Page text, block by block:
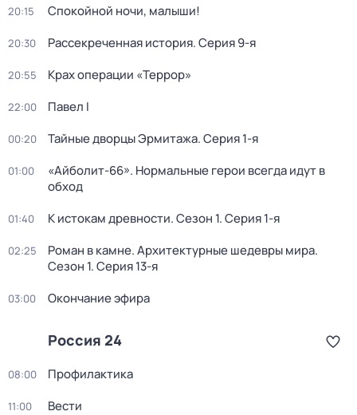
20:15 Спокойной ночи, малыши!
20:30 Рассекреченная история. Серия 9-я
20:55 Крах операции «Террор»
22:00 Павел I
00:20 Тайные дворцы Эрмитажа. Серия 1-я
01:00
«Айболит-66». Нормальные герои всегда идут в
обход
01:40 К истокам древности. Сезон 1. Серия 1-я
02:25 Роман в камне. Архитектурные шедевры мира.
Сезон 1. Серия 13-я
03:00 Окончание эфира
Россия 24
08:00 Профилактика
11:00 Вести